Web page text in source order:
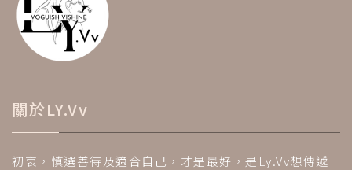
關於LY.Vv
初衷，慎選善待及適合自己，才是最好，是Ly.Vv想傳遞